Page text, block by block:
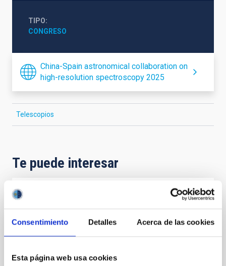
Consentimiento Detalles Acerca de las cookies
Esta página web usa cookies
TIPO
CONGRESO
China-Spain astronomical collaboration on
high-resolution spectroscopy 2025
Telescopios
Te puede interesar
New Trends
organizado conjuntamente por el proyecto ExGal-